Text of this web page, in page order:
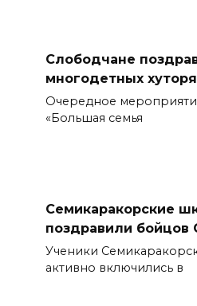
Слободчане
многодетных
Очередное
«Большая семья
Семикаракорские
поздравили бойцов
Ученики
активно включились в